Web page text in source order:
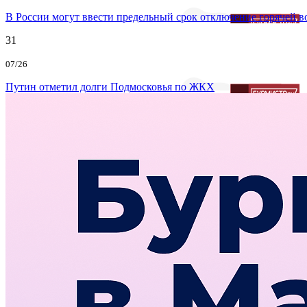
В России могут ввести предельный срок отключение горячей
31
07/26
Путин отметил долги Подмосковья по ЖКХ